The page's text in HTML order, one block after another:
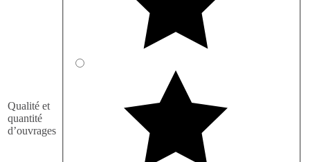
Qualité et
quantité
d’ouvrages